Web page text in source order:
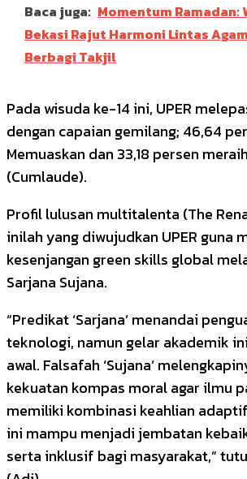
Baca juga: Momentum Ramadan:
Bekasi Rajut Harmoni Lintas
Berbagi Takjil
Pada wisuda ke-14 ini, UPER
dengan capaian gemilang; 46,64
Memuaskan dan 33,18 persen
(Cumlaude).
Profil lulusan multitalenta (The
inilah yang diwujudkan UPER guna
kesenjangan green skills global
Sarjana Sujana.
“Predikat ‘Sarjana’ menandai
teknologi, namun gelar akademik
awal. Falsafah ‘Sujana’
kekuatan kompas moral agar ilmu
memiliki kombinasi keahlian
ini mampu menjadi jembatan
serta inklusif bagi masyarakat,”